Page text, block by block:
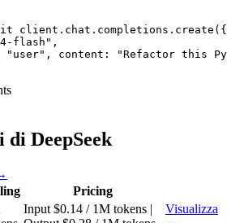
client.chat.completions.create({
flash",
"user", content: "Refactor this
DeepSeek
Pricing
Input $0.14 / 1M tokens |
Visualizza